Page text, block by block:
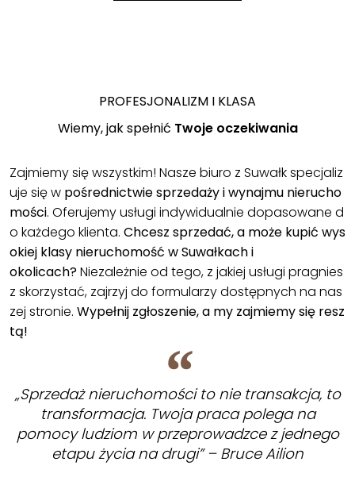
PROFESJONALIZM I KLASA
Wiemy, jak spełnić Twoje oczekiwania
Zajmiemy się wszystkim! Nasze biuro z Suwałk specjaliz
uje się w pośrednictwie sprzedaży i wynajmu nierucho
mości. Oferujemy usługi indywidualnie dopasowane d
o każdego klienta. Chcesz sprzedać, a może kupić wys
okiej klasy nieruchomość w Suwałkach i
okolicach?Niezależnie od tego, z jakiej usługi pragnies
z skorzystać, zajrzyj do formularzy dostępnych na nas
zej stronie. Wypełnij zgłoszenie, a my zajmiemy się resz
tą!
„Sprzedaż nieruchomości to nie transakcja, to
transformacja. Twoja praca polega na
pomocy ludziom w przeprowadzce z jednego
etapu życia na drugi” – Bruce Ailion